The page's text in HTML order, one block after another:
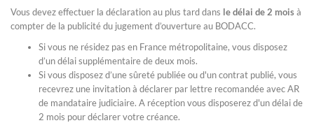
Vous devez effectuer la déclaration au plus tard dans le délai de 2 moisà
compter de la publicité du jugement d’ouverture au BODACC.
Si vous ne résidez pas en France métropolitaine, vous disposez
d’un délai supplémentaire de deux mois.
Si vous disposez d’une sûreté publiée ou d'un contrat publié, vous
recevrez une invitation à déclarer par lettre recomandée avec AR
de mandataire judiciaire. A réception vous disposerez d'un délai de
2 mois pour déclarer votre créance.